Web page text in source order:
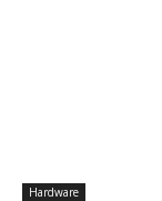
Hardware